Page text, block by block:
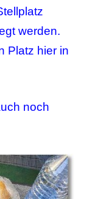
werden.
Platz hier in
noch